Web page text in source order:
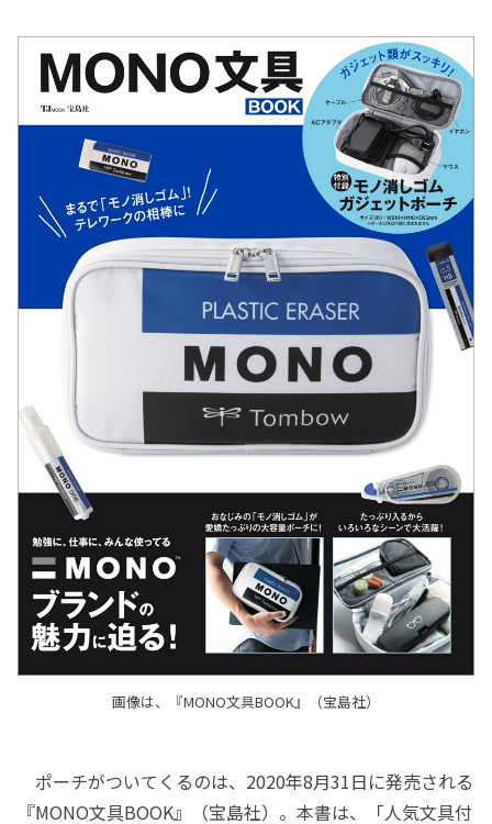
画像は、『MONO文具BOOK』（宝島社）
ポーチがついてくるのは、2020年8月31日に発売される
『MONO文具BOOK』（宝島社）。本書は、「人気文具付